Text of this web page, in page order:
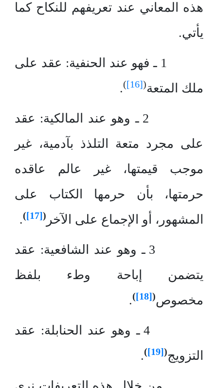
هذه المعاني عند تعريفهم للنكاح كما
يأتي.
1 ـ فهو عند الحنفية: عقد على
ملك المتعة(
[16]
)
.
2 ـ وهو عند المالكية: عقد
على مجرد متعة التلذذ بآدمية، غير
موجب قيمتها، غير عالم عاقده
حرمتها، بأن حرمها الكتاب على
المشهور، أو الإجماع على الآخر (
[17]
)
.
3 ـ وهو عند الشافعية: عقد
يتضمن إباحة وطء بلفظ
مخصوص(
[18]
)
.
4 ـ وهو عند الحنابلة: عقد
التزويج(
[19]
)
.